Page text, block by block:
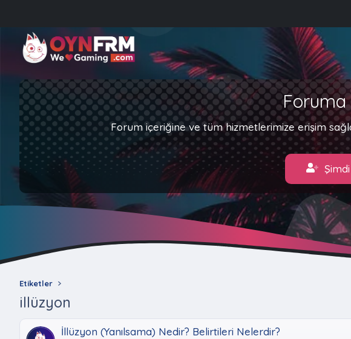
Foruma
Forum içeriğine ve tüm hizmetlerimize erişim
Etiketler
illüzyon
İllüzyon (Yanılsama) Nedir? Belirtileri Nelerdir?